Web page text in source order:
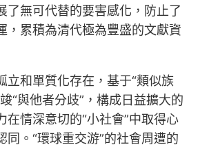
了無可代替的要害感化，防止了
，累積為清代極為豐盛的文獻資
立和單質化存在，基于“類似族
“與他者分歧”，構成日益擴大的
在情深意切的“小社會”中取得心
同。“環球重交游”的社會周遭的